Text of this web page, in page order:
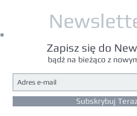
Zapisz się do
bądź na bieżąco z
Subskrybuj